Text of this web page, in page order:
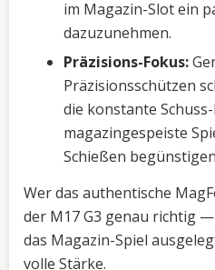
im Magazin-Slot ein
dazuzunehmen.
Präzisions-Fokus:
Präzisionsschützen
die konstante
magazingespeiste
Schießen
Wer das authentische
der M17 G3 genau richtig
das Magazin-Spiel
volle Stärke.